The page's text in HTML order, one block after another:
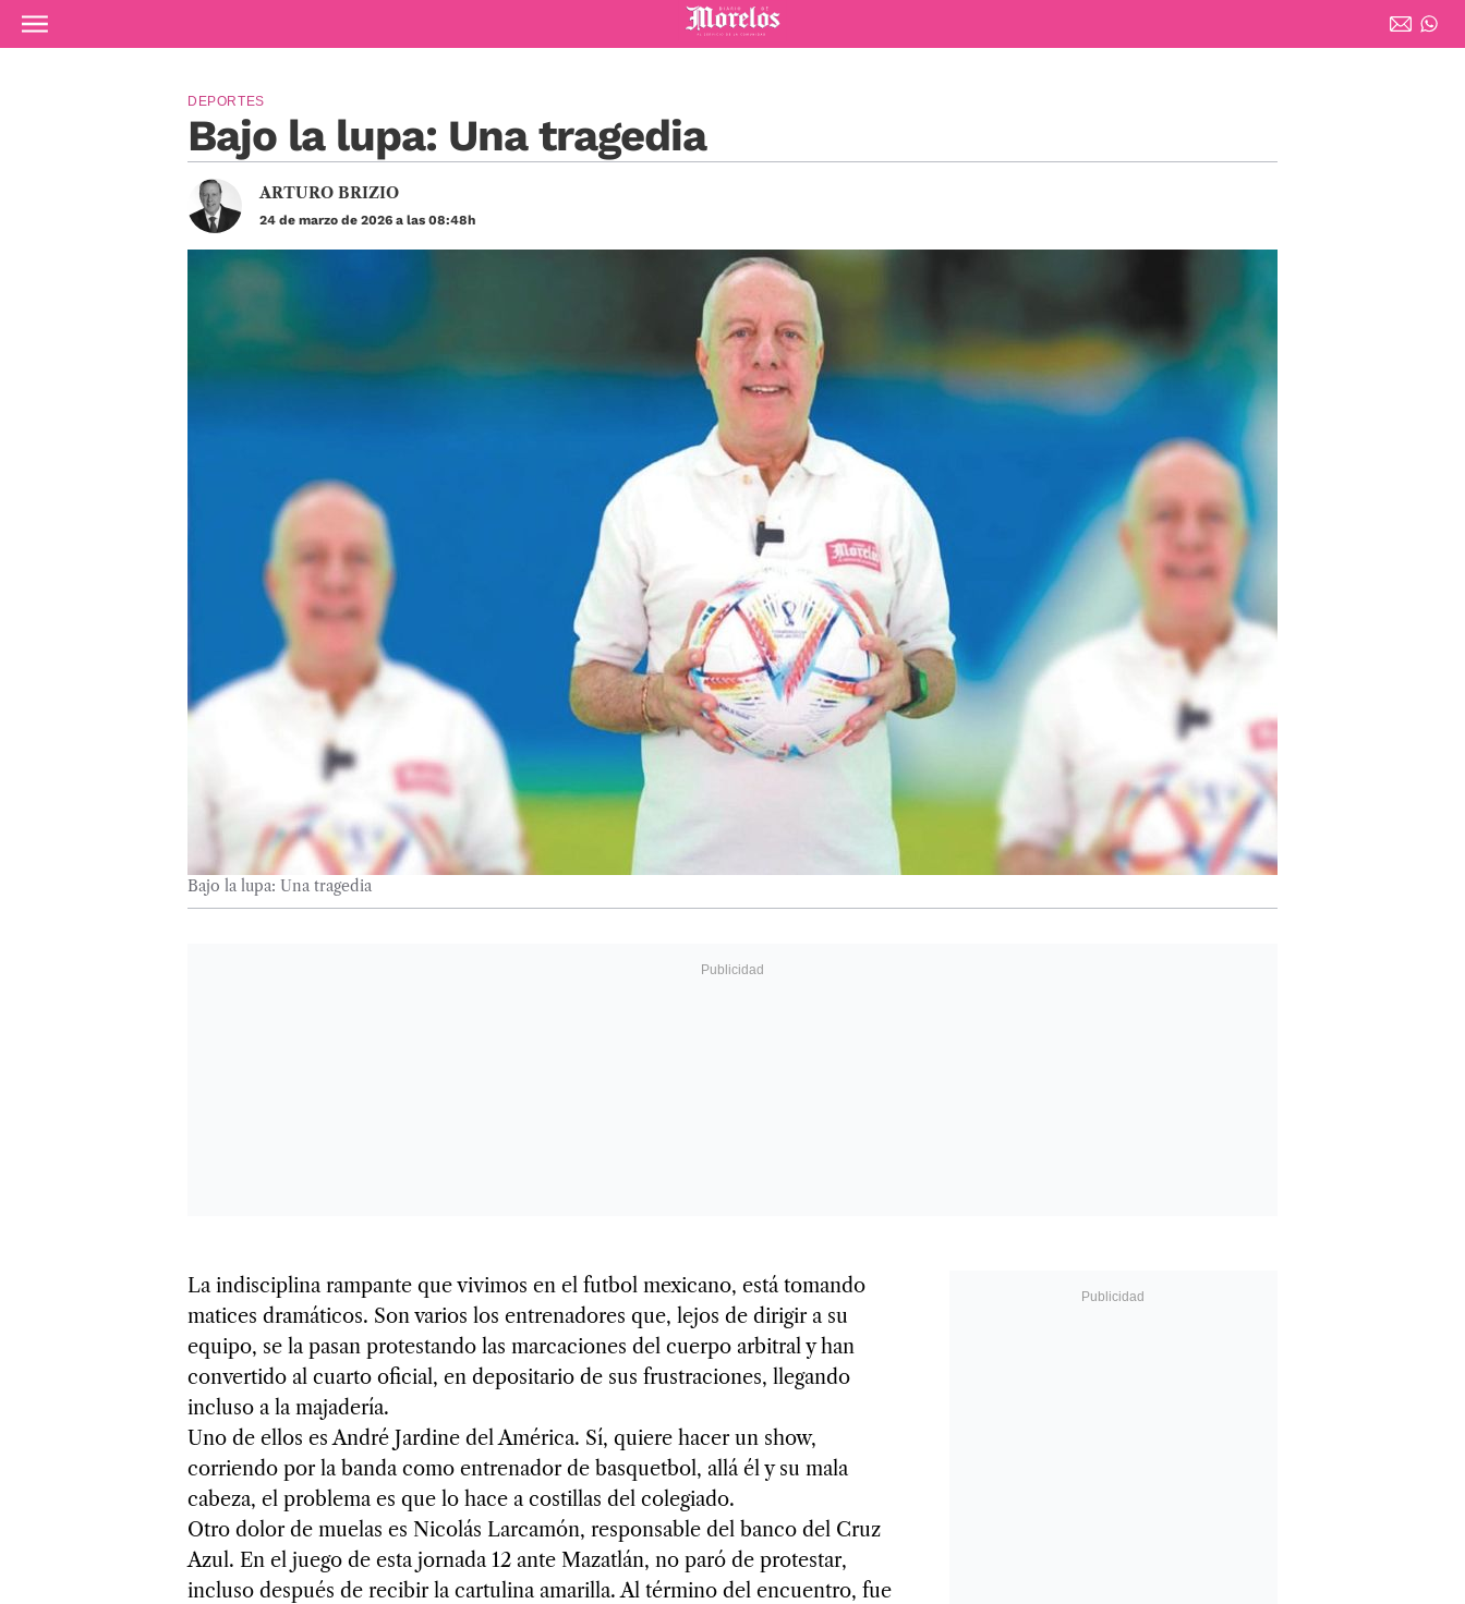
Ir al contenido principal
Diario de Morelos
Bajo la lupa: Una tragedia
DEPORTES
ARTURO BRIZIO
24 de marzo de 2026 a las 08:48h
Bajo la lupa: Una tragedia
La indisciplina rampante que vivimos en el futbol mexicano, está tomando
matices dramáticos. Son varios los entrenadores que, lejos de dirigir a su
equipo, se la pasan protestando las marcaciones del cuerpo arbitral y han
convertido al cuarto oficial, en depositario de sus frustraciones, llegando
incluso a la majadería.
Uno de ellos es André Jardine del América. Sí, quiere hacer un show,
corriendo por la banda como entrenador de basquetbol, allá él y su mala
cabeza, el problema es que lo hace a costillas del colegiado.
Otro dolor de muelas es Nicolás Larcamón, responsable del banco del Cruz
Azul. En el juego de esta jornada 12 ante Mazatlán, no paró de protestar,
incluso después de recibir la cartulina amarilla. Al término del encuentro, fue